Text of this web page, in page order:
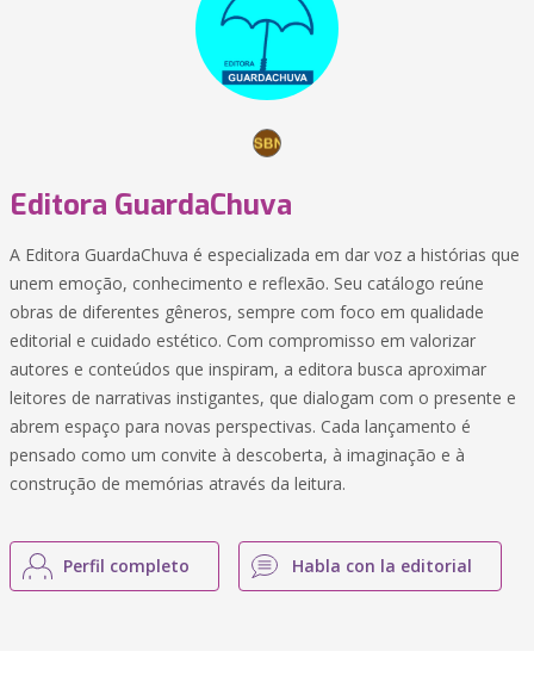
Editora GuardaChuva
A Editora GuardaChuva é especializada em dar voz a histórias que
unem emoção, conhecimento e reflexão. Seu catálogo reúne
obras de diferentes gêneros, sempre com foco em qualidade
editorial e cuidado estético. Com compromisso em valorizar
autores e conteúdos que inspiram, a editora busca aproximar
leitores de narrativas instigantes, que dialogam com o presente e
abrem espaço para novas perspectivas. Cada lançamento é
pensado como um convite à descoberta, à imaginação e à
construção de memórias através da leitura.
Perfil completo Habla con la editorial